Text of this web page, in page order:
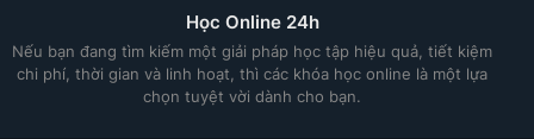
Học Online 24h
Nếu bạn đang tìm kiếm một giải pháp học tập hiệu quả, tiết kiệm
chi phí, thời gian và linh hoạt, thì các khóa học online là một lựa
chọn tuyệt vời dành cho bạn.